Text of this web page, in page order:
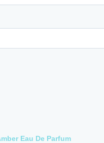
Eau De Parfum